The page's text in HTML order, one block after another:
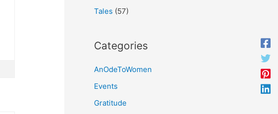
Tales (57)
Categories
AnOdeToWomen
Events
Gratitude